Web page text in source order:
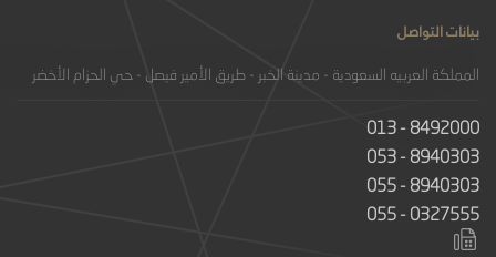
بيانات التواصل
المملكة العربيه السعودية - مدينة الخبر - طريق الأمير فيصل - حي الحزام الأخضر
013 - 8492000
053 - 8940303
055 - 8940303
055 - 0327555